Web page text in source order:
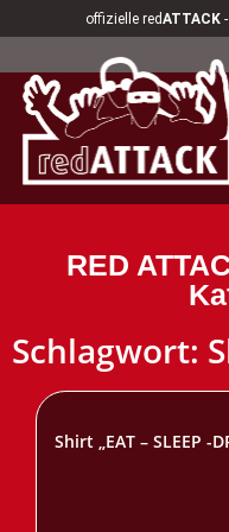
offizielle redATTACK-
RED
Schlagwort:
Shirt „EAT – SLEEP -